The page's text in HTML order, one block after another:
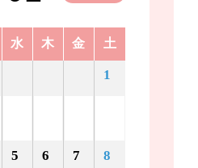
水 木 金 土
1
5 6 7 8